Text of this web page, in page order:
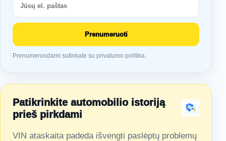
Prenumeruoti
Prenumeruodami sutinkate su privatumo politika.
Patikrinkite automobilio istoriją
prieš pirkdami
VIN ataskaita padeda išvengti paslėptų problemų